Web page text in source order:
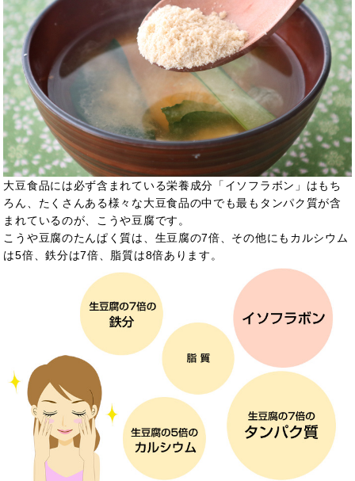
大豆食品には必ず含まれている栄養成分「イソフラボン」はもち
ろん、たくさんある様々な大豆食品の中でも最もタンパク質が含
まれているのが、こうや豆腐です。
こうや豆腐のたんぱく質は、生豆腐の7倍、その他にもカルシウム
は5倍、鉄分は7倍、脂質は8倍あります。